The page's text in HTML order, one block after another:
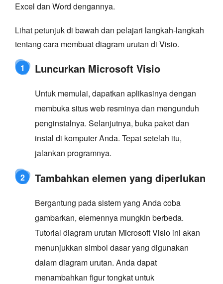
Excel dan Word dengannya.
Lihat petunjuk di bawah dan pelajari langkah-langkah
tentang cara membuat diagram urutan di Visio.
1 Luncurkan Microsoft Visio
Untuk memulai, dapatkan aplikasinya dengan
membuka situs web resminya dan mengunduh
penginstalnya. Selanjutnya, buka paket dan
instal di komputer Anda. Tepat setelah itu,
jalankan programnya.
2 Tambahkan elemen yang diperlukan
Bergantung pada sistem yang Anda coba
gambarkan, elemennya mungkin berbeda.
Tutorial diagram urutan Microsoft Visio ini akan
menunjukkan simbol dasar yang digunakan
dalam diagram urutan. Anda dapat
menambahkan figur tongkat untuk